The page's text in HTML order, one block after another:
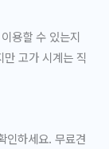
용할 수 있는지
고가 시계는 직
인하세요. 무료견